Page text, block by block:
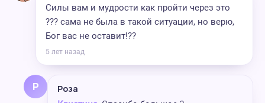
Силы вам и мудрости как пройти через это
??? сама не была в такой ситуации, но верю,
Бог вас не оставит!??
5 лет назад
Р Роза